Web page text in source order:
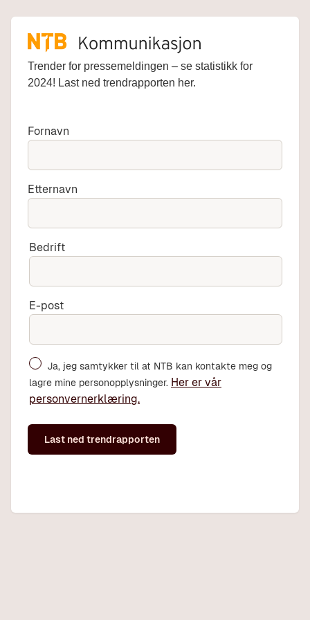
Trender for pressemeldingen – se statistikk for
2024! Last ned trendrapporten her.
Fornavn
Etternavn
Bedrift
E-post
Ja, jeg samtykker til at NTB kan kontakte meg og
lagre mine personopplysninger. Her er vår
personvernerklæring.